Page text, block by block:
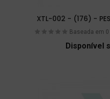
XTL-002 - (176) -
Baseada em
Disponível